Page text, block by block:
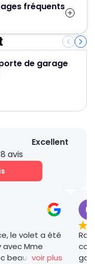
ou blocage
réparation
au 01 84 24
et un
de votre porte
fréquents
régulier
le nettoyage, la
et une
les petits
graves.
de rechange
de garage
Excellent
avis
le volet a été
avec Mme
beaucoup de
voir plus